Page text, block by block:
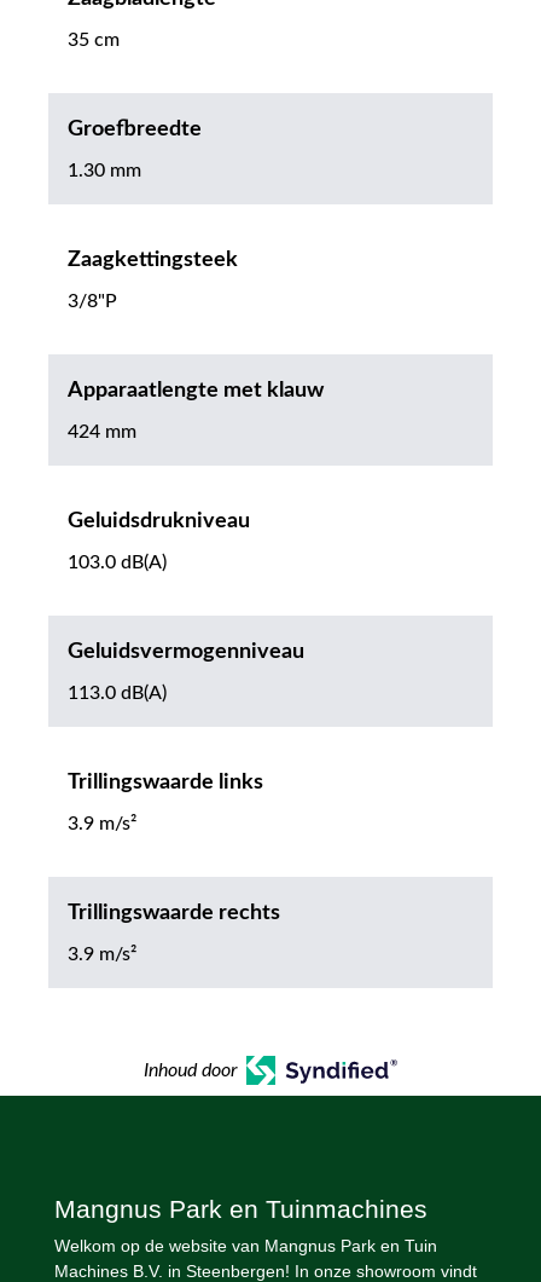
35 cm
Groefbreedte
1.30 mm
Zaagkettingsteek
3/8"P
Apparaatlengte met klauw
424 mm
Geluidsdrukniveau
103.0 dB(A)
Geluidsvermogenniveau
113.0 dB(A)
Trillingswaarde links
3.9 m/s²
Trillingswaarde rechts
3.9 m/s²
Inhoud door
Mangnus Park en Tuinmachines
Welkom op de website van Mangnus Park en Tuin
Machines B.V. in Steenbergen! In onze showroom vindt